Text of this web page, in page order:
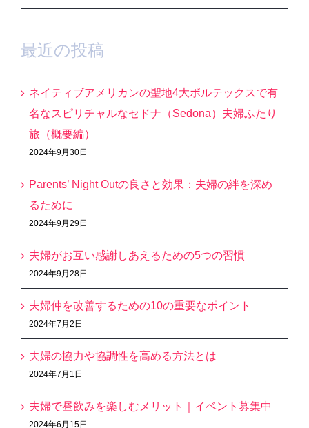
最近の投稿
ネイティブアメリカンの聖地4大ボルテックスで有
名なスピリチャルなセドナ（Sedona）夫婦ふたり
旅（概要編）
2024年9月30日
Parents’ Night Outの良さと効果：夫婦の絆を深め
るために
2024年9月29日
夫婦がお互い感謝しあえるための5つの習慣
2024年9月28日
夫婦仲を改善するための10の重要なポイント
2024年7月2日
夫婦の協力や協調性を高める方法とは
2024年7月1日
夫婦で昼飲みを楽しむメリット｜イベント募集中
2024年6月15日